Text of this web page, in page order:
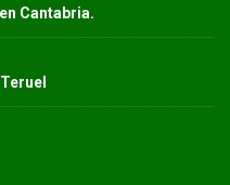
Cantabria.